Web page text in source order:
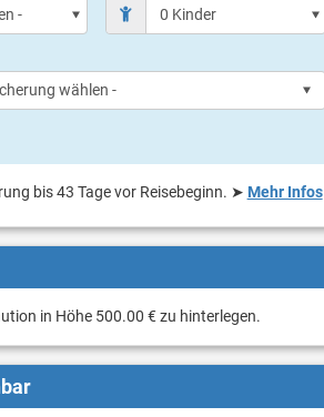
bis 43 Tage vor Reisebeginn. ➤ Mehr Infos
in Höhe 500.00 € zu hinterlegen.